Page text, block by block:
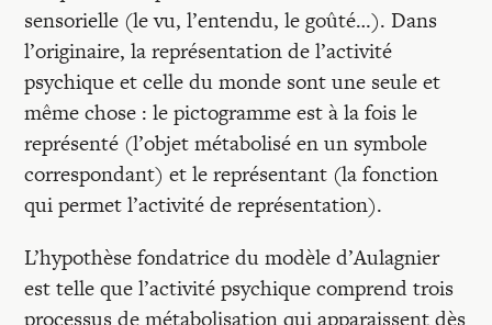
sensorielle (le vu, l’entendu, le goûté…). Dans
l’originaire, la représentation de l’activité
psychique et celle du monde sont une seule et
même chose : le pictogramme est à la fois le
représenté (l’objet métabolisé en un symbole
correspondant) et le représentant (la fonction
qui permet l’activité de représentation).
L’hypothèse fondatrice du modèle d’Aulagnier
est telle que l’activité psychique comprend trois
processus de métabolisation qui apparaissent dès